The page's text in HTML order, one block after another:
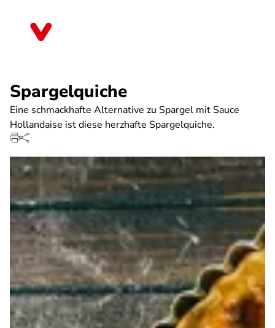
Spargelquiche
Eine schmackhafte Alternative zu Spargel mit Sauce
Hollandaise ist diese herzhafte Spargelquiche.